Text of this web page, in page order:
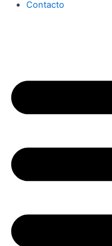
Contacto